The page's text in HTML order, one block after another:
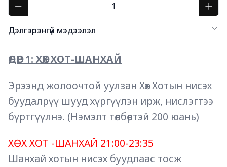
Дэлгэрэнгүй мэдээлэл
ӨДӨР 1: ХӨХ ХОТ-ШАНХАЙ
Эрээнд жолоочтой уулзан Хөх Хотын нисэх
буудалрүү шууд хүргүүлэн ирж, нислэгтээ
бүртгүүлнэ. (Нэмэлт төлбөртэй 200 юань)
ХӨХ ХОТ -ШАНХАЙ 21:00-23:35
Шанхай хотын нисэх буудлаас тосж